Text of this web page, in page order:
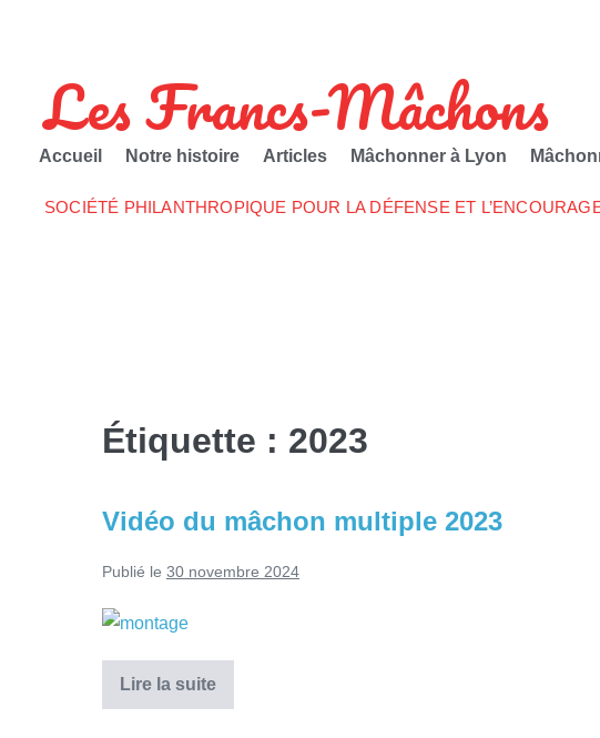
Les Francs-Mâchons
Accueil Notre histoire Articles Mâchonner à Lyon
SOCIÉTÉ PHILANTHROPIQUE POUR LA DÉFENSE ET
Étiquette : 2023
Vidéo du mâchon multiple 2023
Publié le 30 novembre 2024
Lire la suite